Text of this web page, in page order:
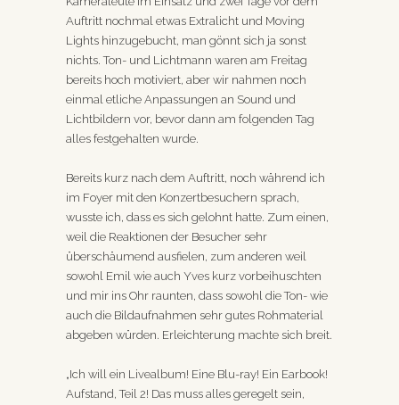
Auftritt nochmal etwas Extralicht und Moving
Lights hinzugebucht, man gönnt sich ja sonst
nichts. Ton- und Lichtmann waren am Freitag
bereits hoch motiviert, aber wir nahmen noch
einmal etliche Anpassungen an Sound und
Lichtbildern vor, bevor dann am folgenden Tag
alles festgehalten wurde.
Bereits kurz nach dem Auftritt, noch während ich
im Foyer mit den Konzertbesuchern sprach,
wusste ich, dass es sich gelohnt hatte. Zum einen,
weil die Reaktionen der Besucher sehr
überschäumend ausfielen, zum anderen weil
sowohl Emil wie auch Yves kurz vorbeihuschten
und mir ins Ohr raunten, dass sowohl die Ton- wie
auch die Bildaufnahmen sehr gutes Rohmaterial
abgeben würden. Erleichterung machte sich breit.
„Ich will ein Livealbum! Eine Blu-ray! Ein Earbook!
Aufstand, Teil 2! Das muss alles geregelt sein,